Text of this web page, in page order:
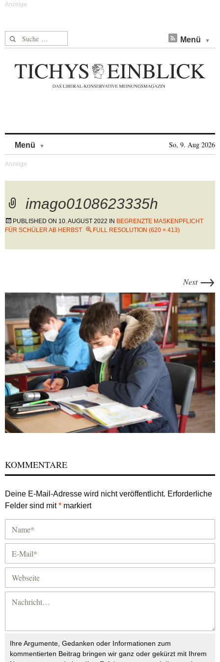
Suche nach: Menü
Menü So, 9. Aug 2026
imago0108623335h
PUBLISHED ON 10. AUGUST 2022 IN BEGRENZTE MASKENPFLICHT
FÜR SCHÜLER AB HERBST
FULL RESOLUTION (620 × 413)
Next →
KOMMENTARE
Deine E-Mail-Adresse wird nicht veröffentlicht. Erforderliche
Felder sind mit* markiert
Ihre Argumente, Gedanken oder Informationen zum
kommentierten Beitrag bringen wir ganz oder gekürzt mit Ihrem